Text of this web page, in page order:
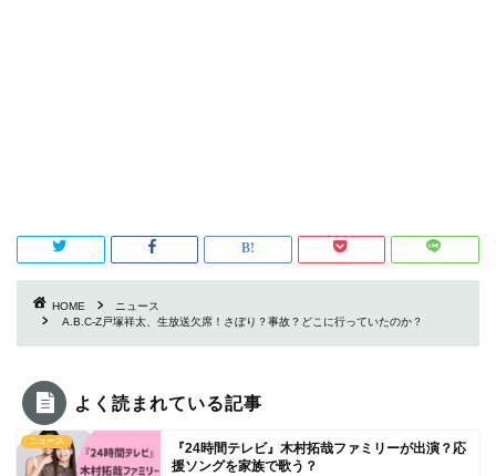
HOME
ニュース
A.B.C-Z戸塚祥太、生放送欠席！さぼり？事故？どこに行っていたのか？
よく読まれている記事
ニュース
『24時間テレビ』木村拓哉ファミリーが出演？応
援ソングを家族で歌う？